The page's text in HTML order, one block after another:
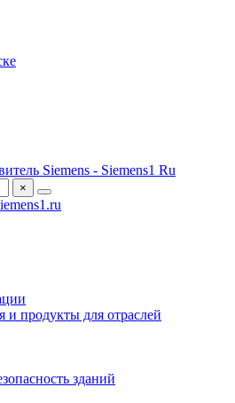
×
продукты для отраслей
зданий